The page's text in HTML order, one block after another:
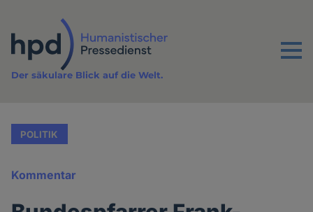
Inhalt
Menu
Der säkulare Blick auf die Welt.
POLITIK
Kommentar